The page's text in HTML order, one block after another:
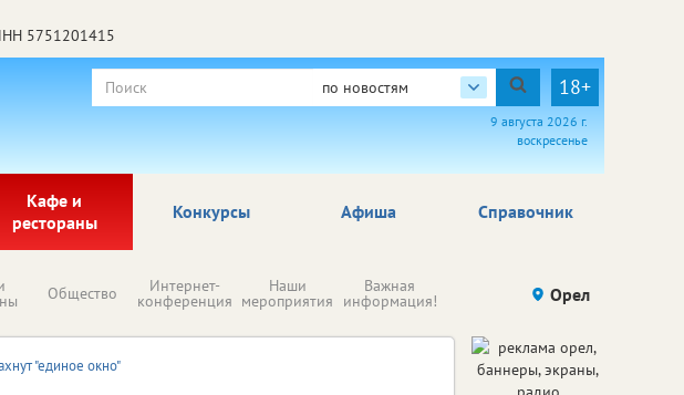
5751201415
по новостям 18+
9 августа 2026 г.
воскресенье
Кафе и
рестораны
Афиша Справочник
Конкурсы
Общество Интернет-
конференция
Наши
мероприятия
Важная
информация! Происшествия Здоровье
Орел
"единое окно"